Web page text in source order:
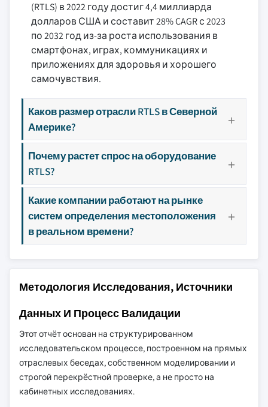
(RTLS) в 2022 году достиг 4,4 миллиарда
долларов США и составит 28% CAGR с 2023
по 2032 год из-за роста использования в
смартфонах, играх, коммуникациях и
приложениях для здоровья и хорошего
самочувствия.
Каков размер отрасли RTLS в Северной
Америке?
Почему растет спрос на оборудование
RTLS?
Какие компании работают на рынке
систем определения местоположения
в реальном времени?
Методология Исследования, Источники
Данных И Процесс Валидации
Этот отчёт основан на структурированном
исследовательском процессе, построенном на прямых
отраслевых беседах, собственном моделировании и
строгой перекрёстной проверке, а не просто на
кабинетных исследованиях.